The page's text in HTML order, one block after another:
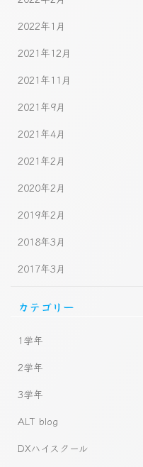
2022年1月
2021年12月
2021年11月
2021年9月
2021年4月
2021年2月
2020年2月
2019年2月
2018年3月
2017年3月
カテゴリー
1学年
2学年
3学年
ALT blog
DXハイスクール